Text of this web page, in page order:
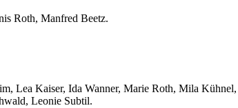
Roth, Manfred Beetz.
Lea Kaiser, Ida Wanner, Marie Roth, Mila
Leonie Subtil.